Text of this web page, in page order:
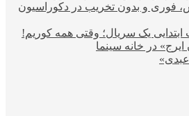
فوری و بدون تخریب در دکوراسیون
یک سریال؛ وقتی همه کوریم!
در خانه سینما
عبدی»